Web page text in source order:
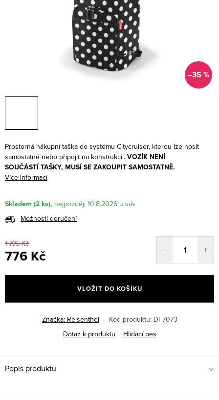
–35 %
Prostorná nákupní taška do systému Citycruiser, kterou lze nosit
samostatně nebo připojit na konstrukci.. VOZÍK NENÍ
SOUČÁSTÍ TAŠKY, MUSÍ SE ZAKOUPIT SAMOSTATNĚ.
Více informací
Skladem (2 ks)
10.8.2026
Možnosti doručení
1 195 Kč
776 Kč
cena:
VLOŽIT DO KOŠÍKU
Značka: Reisenthel Kód produktu: DF7073
Dotaz k produktu
Hlídací pes
Popis produktu